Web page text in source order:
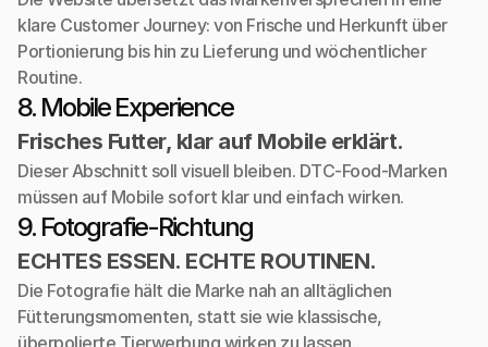
klare Customer Journey: von Frische und Herkunft über
Portionierung bis hin zu Lieferung und wöchentlicher
Routine.
8. Mobile Experience
Frisches Futter, klar auf Mobile erklärt.
Dieser Abschnitt soll visuell bleiben. DTC-Food-Marken
müssen auf Mobile sofort klar und einfach wirken.
9. Fotografie-Richtung
ECHTES ESSEN. ECHTE ROUTINEN.
Die Fotografie hält die Marke nah an alltäglichen
Fütterungsmomenten, statt sie wie klassische,
überpolierte Tierwerbung wirken zu lassen.